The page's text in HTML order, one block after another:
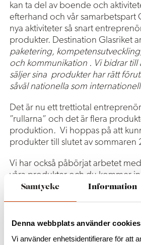
Samtycke Information
Denna webbplats använder cookies
Vi använder enhetsidentifierare för att
kan ta del av boende och
efterhand och vår samarbetspart
nya aktiviteter så snart
produkter. Destination Glasriket
paketering,
och kommunikation . Vi bidrar till
säljer sina produkter har rätt
såväl nationella som
Det är nu ett trettiotal
”rullarna” och det är flera
produktion. Vi hoppas på att
produkter till slutet av sommaren
Vi har också påbörjat arbetet
våra produkter och du kommer
boka dessa enkelt med bara en
transporter, guidade turer,